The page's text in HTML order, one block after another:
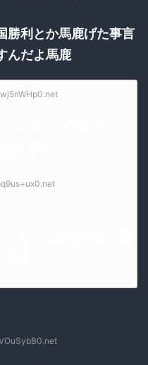
勝利とか馬鹿げた事言
んだよ馬鹿